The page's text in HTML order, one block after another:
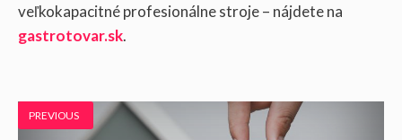
veľkokapacitné profesionálne stroje – nájdete na
gastrotovar.sk.
PREVIOUS